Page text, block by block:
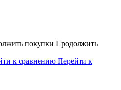
покупки Продолжить
к сравнению Перейти к